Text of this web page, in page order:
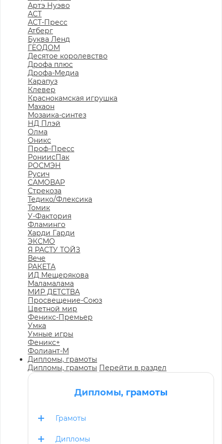
Артэ Нуэво
АСТ
АСТ-Пресс
Атберг
Буква Ленд
ГЕОДОМ
Десятое королевство
Дрофа плюс
Дрофа-Медиа
Карапуз
Клевер
Краснокамская игрушка
Махаон
Мозаика-синтез
НД Плэй
Олма
Оникс
Проф-Пресс
РониисПак
РОСМЭН
Русич
САМОВАР
Стрекоза
Тедико/Флексика
Томик
У-Фактория
Фламинго
Харди Гарди
ЭКСМО
Я РАСТУ ТОЙЗ
Вече
РАКЕТА
ИД Мещерякова
Маламалама
МИР ДЕТСТВА
Просвещение-Союз
Цветной мир
Феникс-Премьер
Умка
Умные игры
Феникс+
Фолиант-М
Дипломы, грамоты
Дипломы, грамоты Перейти в раздел
Дипломы, грамоты
Грамоты
Дипломы